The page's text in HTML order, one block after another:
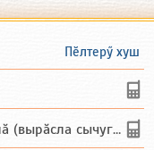
Пӗлтерӳ хуш
сычуг) ...